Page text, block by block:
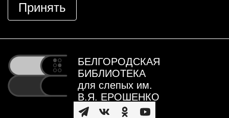
Принять
БЕЛГОРОДСКАЯ
БИБЛИОТЕКА
для слепых им.
В.Я. ЕРОШЕНКО